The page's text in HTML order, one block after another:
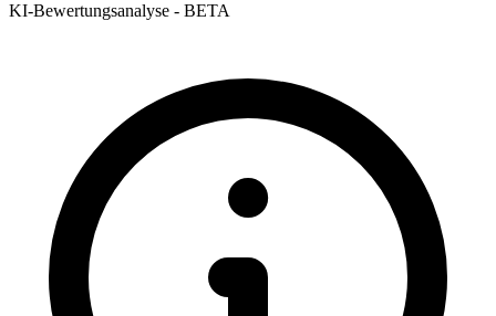
KI-Bewertungsanalyse - BETA